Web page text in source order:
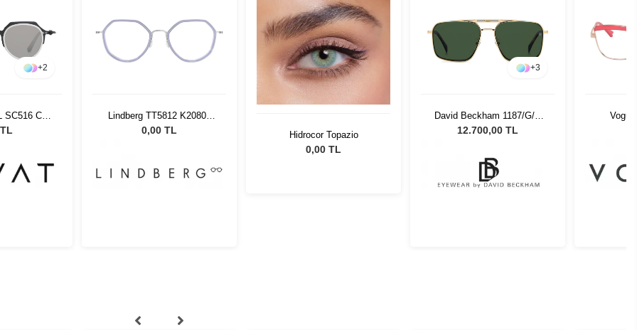
+2
SC516 Col
Lindberg TT5812 K20805
48130 1130423
0,00 TL Hidrocor Topazio
0,00 TL
+3
David Beckham 1187/G/C
J5G Unisex Güneş Gözlüğü
12.700,00 TL